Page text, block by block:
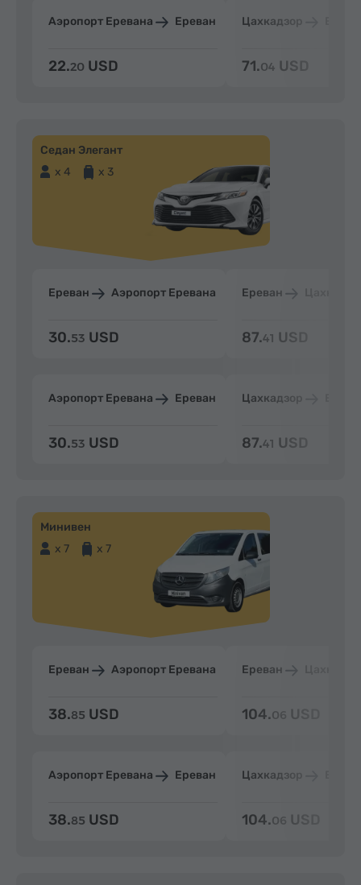
Аэропорт Еревана Ереван
22.20 USD
Цахкадзор
71.04 USD
Седан Элегант
x 4
x 3
Ереван Аэропорт Еревана
30.53 USD
Аэропорт Еревана Ереван
30.53 USD
Ереван
87.41 USD
Цахкадзор
87.41 USD
Минивен
x 7
x 7
Ереван Аэропорт Еревана
38.85 USD
Аэропорт Еревана Ереван
38.85 USD
Ереван
104.06 USD
Цахкадзор
104.06 USD